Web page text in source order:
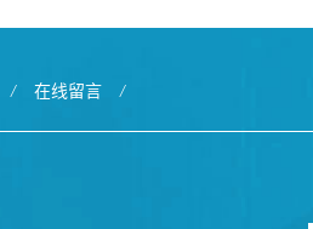
/ 在线留言 /